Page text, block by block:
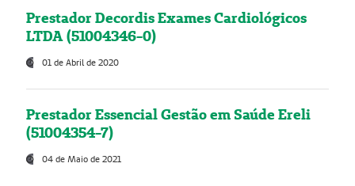
Prestador Decordis Exames Cardiológicos
LTDA (51004346-0)
01 de Abril de 2020
Prestador Essencial Gestão em Saúde Ereli
(51004354-7)
04 de Maio de 2021